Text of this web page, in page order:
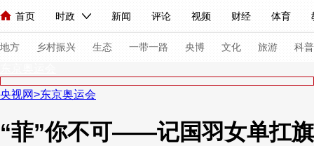
首页 时政 新闻 评论 视频 财经 体育
人民领袖习近平 联播+ 中国领导人 央视快评 习式妙语
直播 栏目大全 节目单 听音 微视频 主持人
海外频道 iPanda English Монгол
地方 乡村振兴 生态 一带一路 央博 文化 旅游 科普
总台春晚 网络春晚
央视网>东京奥运会
“菲”你不可——记国羽女单扛旗